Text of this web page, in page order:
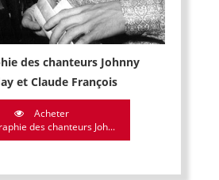
des chanteurs Johnny
et Claude François
Acheter
des chanteurs Joh...